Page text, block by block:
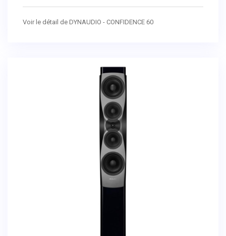
Voir le détail de DYNAUDIO - CONFIDENCE 60